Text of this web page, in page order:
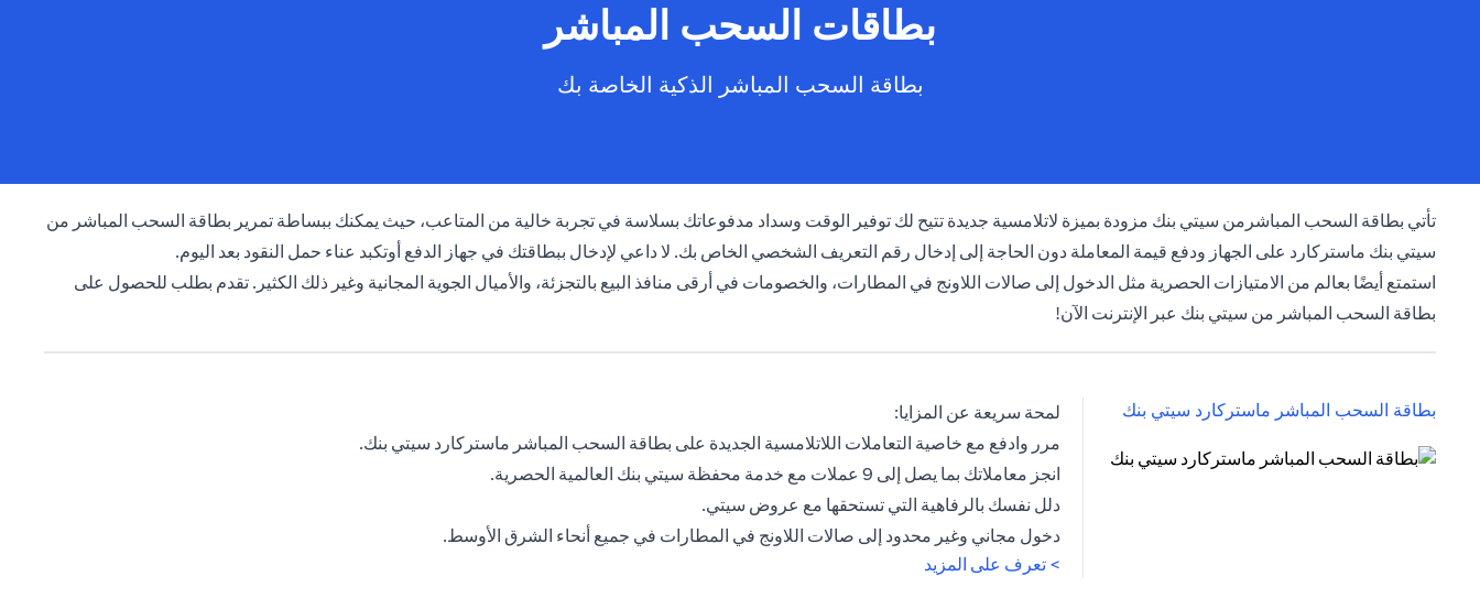
بطاقات السحب المباشر
بطاقة السحب المباشر الذكية الخاصة بك
تأتي بطاقة السحب المباشرمن سيتي بنك مزودة بميزة لاتلامسية جديدة تتيح لك توفير الوقت وسداد مدفوعاتك بسلاسة في تجربة خالية من المتاعب، حيث يمكنك ببساطة تمرير بطاقة السحب المباشر من
سيتي بنك ماستركارد على الجهاز ودفع قيمة المعاملة دون الحاجة إلى إدخال رقم التعريف الشخصي الخاص بك. لا داعي لإدخال ببطاقتك في جهاز الدفع أوتكبد عناء حمل النقود بعد اليوم.
استمتع أيضًا بعالم من الامتيازات الحصرية مثل الدخول إلى صالات اللاونج في المطارات، والخصومات في أرقى منافذ البيع بالتجزئة، والأميال الجوية المجانية وغير ذلك الكثير. تقدم بطلب للحصول على
بطاقة السحب المباشر من سيتي بنك عبر الإنترنت الآن!
بطاقة السحب المباشر ماستركارد سيتي بنك
لمحة سريعة عن المزايا:
مرر وادفع مع خاصية التعاملات اللاتلامسية الجديدة على بطاقة السحب المباشر ماستركارد سيتي بنك.
انجز معاملاتك بما يصل إلى 9 عملات مع خدمة محفظة سيتي بنك العالمية الحصرية.
دلل نفسك بالرفاهية التي تستحقها مع عروض سيتي.
دخول مجاني وغير محدود إلى صالات اللاونج في المطارات في جميع أنحاء الشرق الأوسط.
> تعرف على المزيد